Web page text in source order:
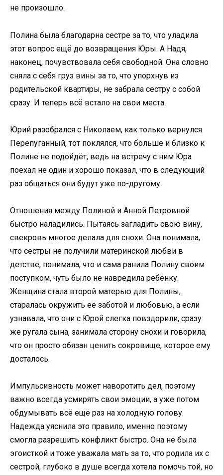
не произошло.
Полина была благодарна сестре за то, что уладила
этот вопрос ещё до возвращения Юры. А Надя,
наконец, почувствовала себя свободной. Она словно
сняла с себя груз вины за то, что упорхнув из
родительской квартиры, не забрала сестру с собой
сразу. И теперь всё встало на свои места.
Юрий разобрался с Николаем, как только вернулся.
Перепуганный, тот поклялся, что больше и близко к
Полине не подойдёт, ведь на встречу с ним Юра
поехал не один и хорошо показал, что в следующий
раз общаться они будут уже по-другому.
Отношения между Полиной и Анной Петровной
быстро наладились. Пытаясь загладить свою вину,
свекровь многое делала для снохи. Она понимала,
что сёстры не получили материнской любви в
детстве, понимала, что и сама ранила Полину своим
поступком, чуть было не навредила ребёнку.
Женщина стала второй матерью для Полины,
старалась окружить её заботой и любовью, а если
узнавала, что они с Юрой слегка повздорили, сразу
же ругала сына, занимала сторону снохи и говорила,
что он просто обязан ценить сокровище, которое ему
досталось.
Импульсивность может наворотить дел, поэтому
важно всегда усмирять свои эмоции, а уже потом
обдумывать всё ещё раз на холодную голову.
Надежда уяснила это правило, именно поэтому
смогла разрешить конфликт быстро. Она не была
эгоисткой и тоже уважала мать за то, что родила их с
сестрой, глубоко в душе всегда хотела помочь той, но